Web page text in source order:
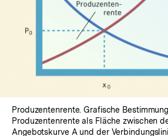
In
Produzentenrente. Grafische
Produzentenrente als Fläche zwischen
Angebotskurve A und der